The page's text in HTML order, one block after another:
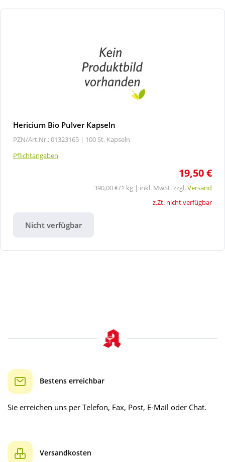
Hericium Bio Pulver Kapseln
PZN/Art.Nr.: 01323165 | 100 St, Kapseln
Pflichtangaben
19,50 €
390,00 €/1 kg | inkl. MwSt. zzgl.Versand
z.Zt. nicht verfügbar
Nicht verfügbar
Bestens erreichbar
Sie erreichen uns per Telefon, Fax, Post, E-Mail oder Chat.
Versandkosten